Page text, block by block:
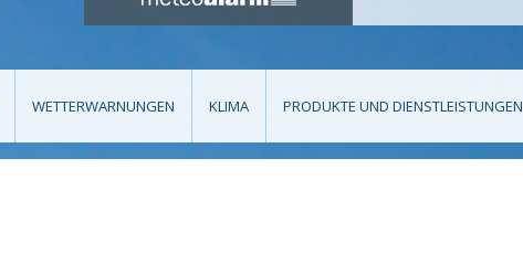
WETTERWARNUNGEN KLIMA PRODUKTE UND DIENSTLEISTUNGEN